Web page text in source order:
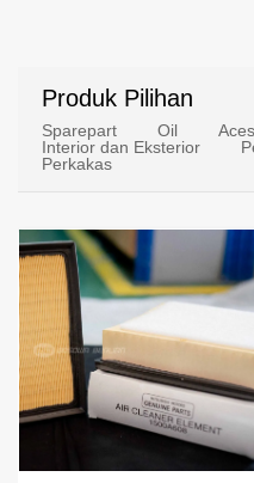
Produk Pilihan
Sparepart Oil
Interior dan Eksterior
Perkakas